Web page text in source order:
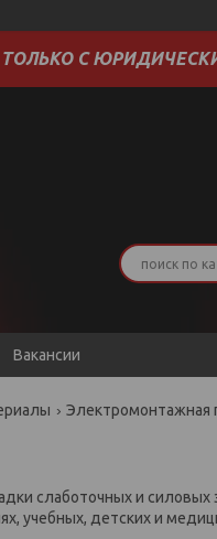
ТОЛЬКО С
Вакансии
Электромонтажная
слаботочных и
учебных, детских и